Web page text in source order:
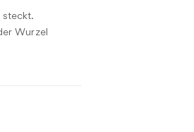
steckt.
Wurzel